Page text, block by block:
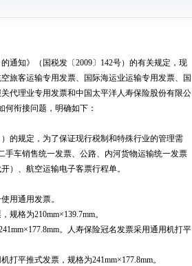
知》（国税发〔2009〕142号）的有关规定，现
旅客运输专用发票、国际海运业运输专用发票、国
代理业专用发票和中国太平洋人寿保险股份有限公
衔接问题，明确如下：
规定，为了保证现行税制和特殊行业的管理需
车销售统一发票、公路、内河货物运输统一发票
）、航空运输电子客票行程单。
用通用发票。
格为210mm×139.7mm。
。人寿保险冠名发票采用通用机打平
平推式发票，规格为241mm×177.8mm。